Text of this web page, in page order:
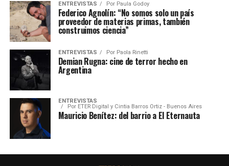
ENTREVISTAS Por Paula Godoy
Federico Agnolín: “No somos solo un país
proveedor de materias primas, también
construimos ciencia”
ENTREVISTAS Por Paola Rinetti
Demian Rugna: cine de terror hecho en
Argentina
ENTREVISTAS
Por ETER Digital y Cintia Barros Ortiz - Buenos Aires
Mauricio Benítez: del barrio a El Eternauta